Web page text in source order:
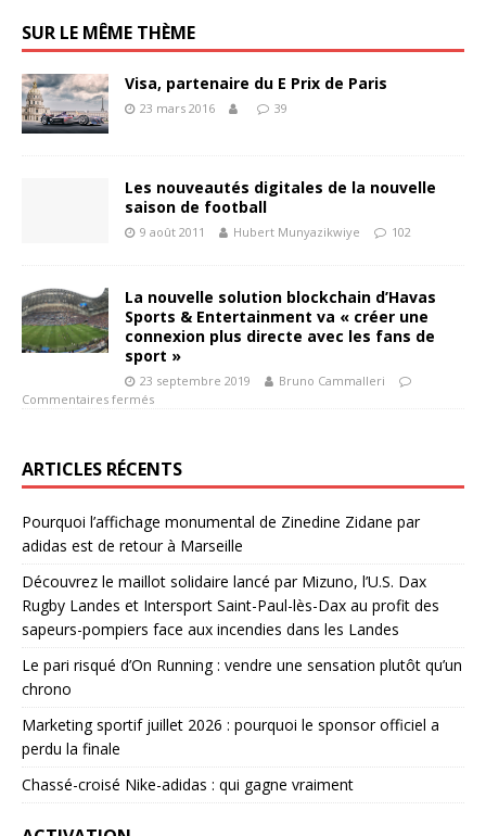
SUR LE MÊME THÈME
Visa, partenaire du E Prix de Paris
23 mars 2016 39
Les nouveautés digitales de la nouvelle
saison de football
9 août 2011 Hubert Munyazikwiye 102
La nouvelle solution blockchain d’Havas
Sports & Entertainment va « créer une
connexion plus directe avec les fans de
sport »
23 septembre 2019
Bruno Cammalleri
Commentaires fermés
ARTICLES RÉCENTS
Pourquoi l’affichage monumental de Zinedine Zidane par
adidas est de retour à Marseille
Découvrez le maillot solidaire lancé par Mizuno, l’U.S. Dax
Rugby Landes et Intersport Saint-Paul-lès-Dax au profit des
sapeurs-pompiers face aux incendies dans les Landes
Le pari risqué d’On Running : vendre une sensation plutôt qu’un
chrono
Marketing sportif juillet 2026 : pourquoi le sponsor officiel a
perdu la finale
Chassé-croisé Nike-adidas : qui gagne vraiment